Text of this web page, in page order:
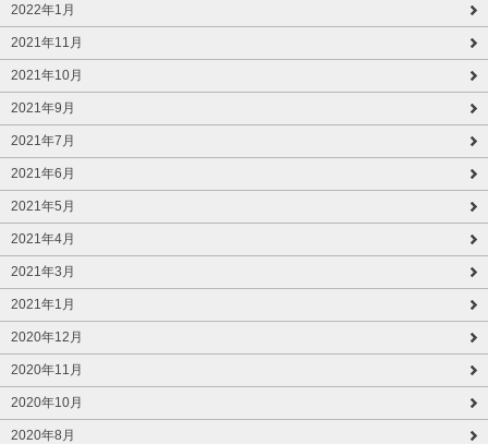
2022年1月
2021年11月
2021年10月
2021年9月
2021年7月
2021年6月
2021年5月
2021年4月
2021年3月
2021年1月
2020年12月
2020年11月
2020年10月
2020年8月